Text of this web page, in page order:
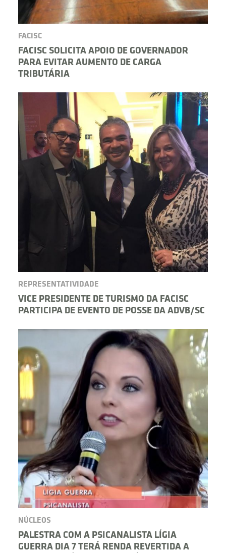
FACISC
FACISC SOLICITA APOIO DE GOVERNADOR
PARA EVITAR AUMENTO DE CARGA
TRIBUTÁRIA
REPRESENTATIVIDADE
VICE PRESIDENTE DE TURISMO DA FACISC
PARTICIPA DE EVENTO DE POSSE DA ADVB/SC
NÚCLEOS
PALESTRA COM A PSICANALISTA LÍGIA
GUERRA DIA 7 TERÁ RENDA REVERTIDA A